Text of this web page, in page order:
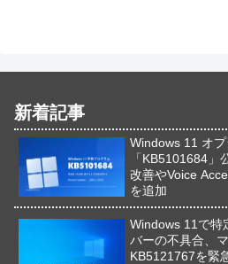
新着記事
Windows 11 オ
「KB5101684
改善やVoice
を追加
Windows 11で特
バーの不具合、
KB5121767を緊